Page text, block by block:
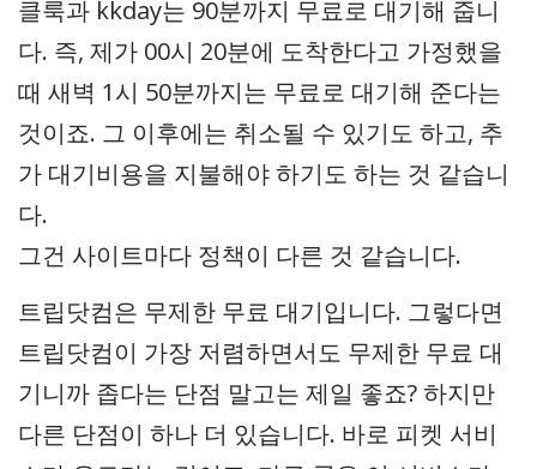
클룩과 kkday는 90분까지 무료로 대기해 줍니
다. 즉, 제가 00시 20분에 도착한다고 가정했을
때 새벽 1시 50분까지는 무료로 대기해 준다는
것이죠. 그 이후에는 취소될 수 있기도 하고, 추
가 대기비용을 지불해야 하기도 하는 것 같습니
다.
그건 사이트마다 정책이 다른 것 같습니다.
트립닷컴은 무제한 무료 대기입니다. 그렇다면
트립닷컴이 가장 저렴하면서도 무제한 무료 대
기니까 좁다는 단점 말고는 제일 좋죠? 하지만
다른 단점이 하나 더 있습니다. 바로 피켓 서비